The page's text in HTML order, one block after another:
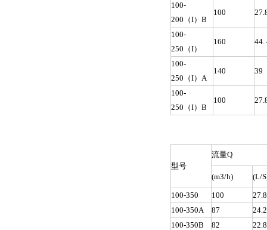
100-
200（I）B
100
100-
250（I）
160 44.
100-
250（I）A
140 39
100-
250（I）B
100
型号
流量Q
(m3/h) (L/
100-350 100
27.8
100-350A
87
24.2
100-350B
82
22.8